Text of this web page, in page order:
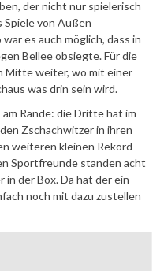
der nicht nur spielerisch
von Außen
es auch möglich, dass in
Bellee obsiegte. Für die
Mitte weiter, wo mit einer
was drin sein wird.
Rande: die Dritte hat im
Zschachwitzer in ihren
weiteren kleinen Rekord
Sportfreunde standen acht
der Box. Da hat der ein
noch mit dazu zustellen